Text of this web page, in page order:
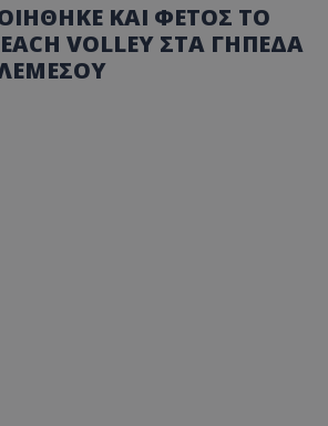
ΚΑΙ ΦΕΤΟΣ ΤΟ
VOLLEY ΣΤΑ ΓΗΠΕΔΑ